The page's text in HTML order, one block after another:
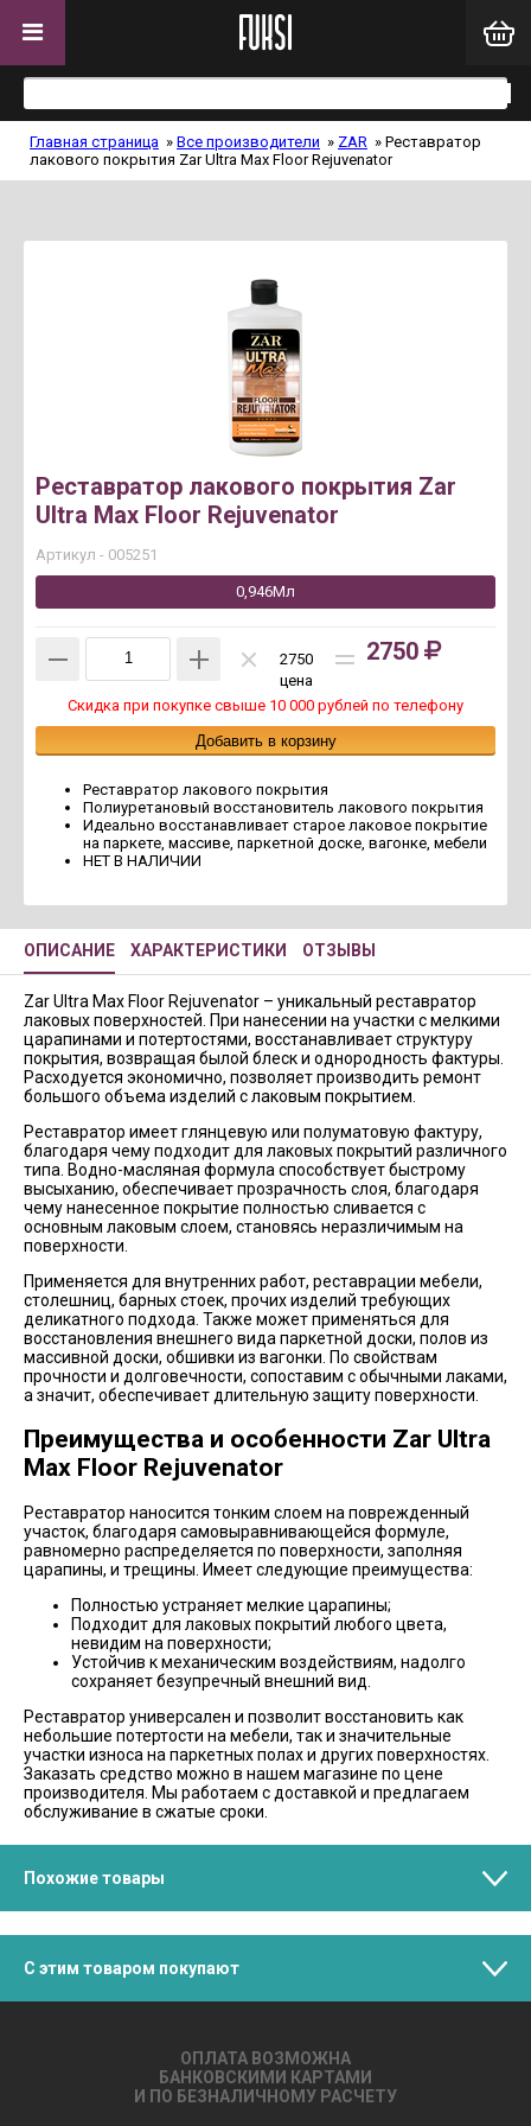
Главная страница » Все производители » ZAR » Реставратор
лакового покрытия Zar Ultra Max Floor Rejuvenator
Реставратор лакового покрытия Zar
Ultra Max Floor Rejuvenator
Артикул - 005251
0,946Мл
2750
цена
2750
Скидка при покупке свыше 10 000 рублей по телефону
Реставратор лакового покрытия
Полиуретановый восстановитель лакового покрытия
Идеально восстанавливает старое лаковое покрытие
на паркете, массиве, паркетной доске, вагонке, мебели
НЕТ В НАЛИЧИИ
ОПИСАНИЕ ХАРАКТЕРИСТИКИ ОТЗЫВЫ
Zar Ultra Max Floor Rejuvenator – уникальный реставратор
лаковых поверхностей. При нанесении на участки с мелкими
царапинами и потертостями, восстанавливает структуру
покрытия, возвращая былой блеск и однородность фактуры.
Расходуется экономично, позволяет производить ремонт
большого объема изделий с лаковым покрытием.
Реставратор имеет глянцевую или полуматовую фактуру,
благодаря чему подходит для лаковых покрытий различного
типа. Водно-масляная формула способствует быстрому
высыханию, обеспечивает прозрачность слоя, благодаря
чему нанесенное покрытие полностью сливается с
основным лаковым слоем, становясь неразличимым на
поверхности.
Применяется для внутренних работ, реставрации мебели,
столешниц, барных стоек, прочих изделий требующих
деликатного подхода. Также может применяться для
восстановления внешнего вида паркетной доски, полов из
массивной доски, обшивки из вагонки. По свойствам
прочности и долговечности, сопоставим с обычными лаками,
а значит, обеспечивает длительную защиту поверхности.
Преимущества и особенности Zar Ultra
Max Floor Rejuvenator
Реставратор наносится тонким слоем на поврежденный
участок, благодаря самовыравнивающейся формуле,
равномерно распределяется по поверхности, заполняя
царапины, и трещины. Имеет следующие преимущества:
Полностью устраняет мелкие царапины;
Подходит для лаковых покрытий любого цвета,
невидим на поверхности;
Устойчив к механическим воздействиям, надолго
сохраняет безупречный внешний вид.
Реставратор универсален и позволит восстановить как
небольшие потертости на мебели, так и значительные
участки износа на паркетных полах и других поверхностях.
Заказать средство можно в нашем магазине по цене
производителя. Мы работаем с доставкой и предлагаем
обслуживание в сжатые сроки.
Похожие товары
С этим товаром покупают
ОПЛАТА ВОЗМОЖНА
БАНКОВСКИМИ КАРТАМИ
И ПО БЕЗНАЛИЧНОМУ РАСЧЕТУ